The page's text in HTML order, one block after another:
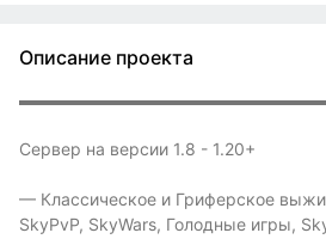
Описание проекта
Сервер на версии 1.8 - 1.20+
— Классическое и Гриферское
SkyPvP, SkyWars, Голодные игры,